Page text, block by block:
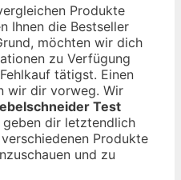
Produkte
Ihnen die Bestseller
möchten wir dich
zu Verfügung
tätigst. Einen
wir dir vorweg. Wir
Test
dir letztendlich
Produkte
und zu